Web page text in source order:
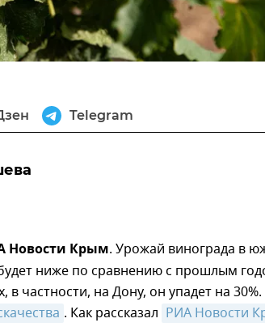
Telegram
Новости Крым. Урожай винограда в
ниже по сравнению с прошлым
в частности, на Дону, он упадет на
. Как рассказал РИА Новости